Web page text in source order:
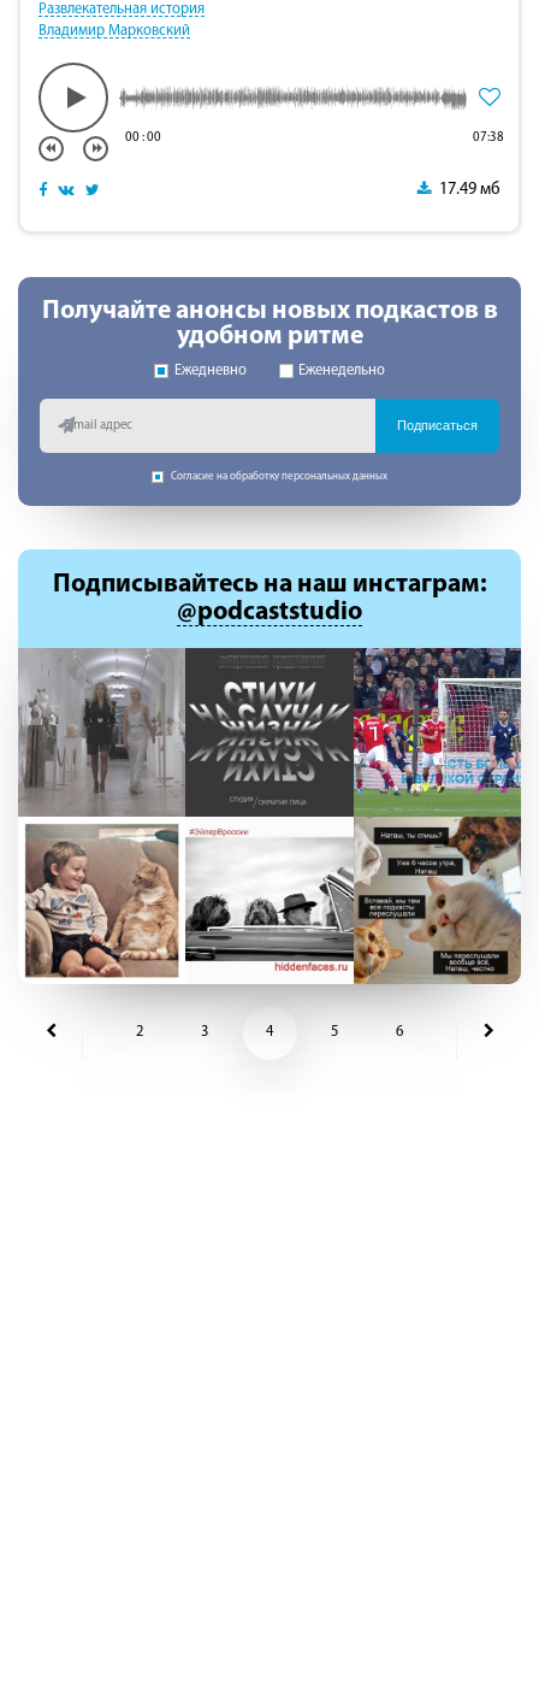
Развлекательная история
Владимир Марковский
00:00 07:38
17.49 мб
Получайте анонсы новых подкастов в
удобном ритме
Ежедневно Еженедельно
Подписаться
Согласие на обработку персональных данных
Подписывайтесь на наш инстаграм:
@podcaststudio
2 3 4 5 6